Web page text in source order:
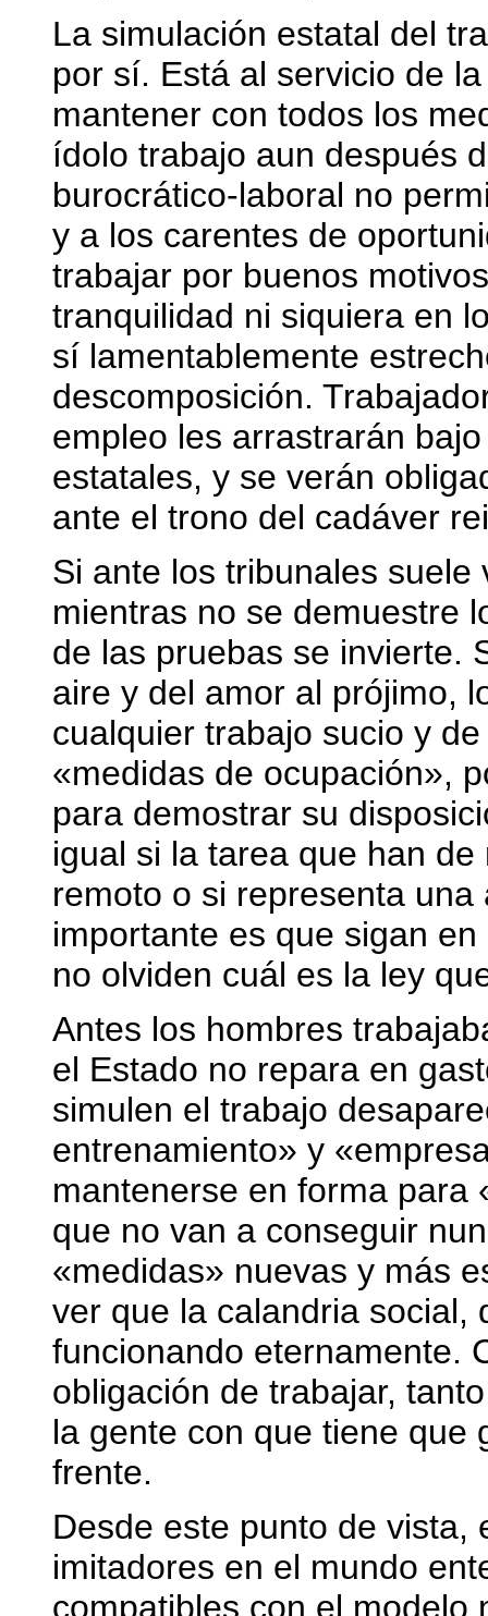
La simulación estatal del
por sí. Está al servicio de
mantener con todos los
ídolo trabajo aun después
burocrático-laboral no
y a los carentes de
trabajar por buenos
tranquilidad ni siquiera en
sí lamentablemente
descomposición.
empleo les arrastrarán
estatales, y se verán
ante el trono del cadáver
Si ante los tribunales
mientras no se demuestre
de las pruebas se invierte.
aire y del amor al prójimo,
cualquier trabajo sucio y
«medidas de ocupación»,
para demostrar su
igual si la tarea que han
remoto o si representa
importante es que sigan
no olviden cuál es la ley
Antes los hombres
el Estado no repara en
simulen el trabajo
entrenamiento» y
mantenerse en forma para
que no van a conseguir
«medidas» nuevas y más
ver que la calandria social,
funcionando eternamente.
obligación de trabajar,
la gente con que tiene que
frente.
Desde este punto de vista,
imitadores en el mundo
compatibles con el modelo